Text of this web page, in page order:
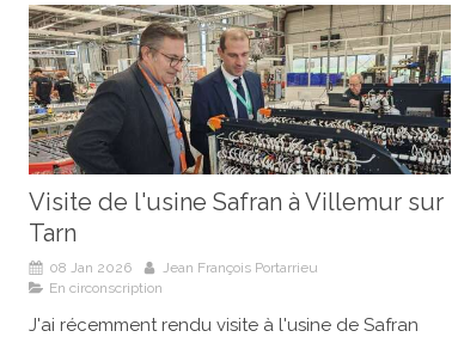
Visite de l'usine Safran à Villemur sur
Tarn
08 Jan 2026
Jean François Portarrieu
En circonscription
J'ai récemment rendu visite à l'usine de Safran